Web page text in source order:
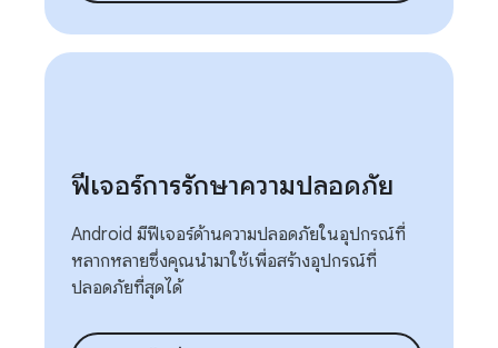
ฟีเจอร์การรักษาความปลอดภัย
Android มีฟีเจอร์ด้านความปลอดภัยในอุปกรณ์ที่
หลากหลายซึ่งคุณนำมาใช้เพื่อสร้างอุปกรณ์ที่
ปลอดภัยที่สุดได้